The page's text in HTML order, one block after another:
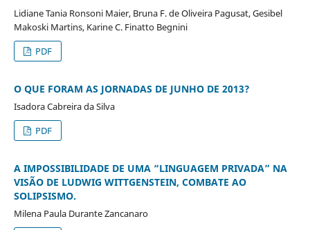
Lidiane Tania Ronsoni Maier, Bruna F. de Oliveira Pagusat, Gesibel
Makoski Martins, Karine C. Finatto Begnini
PDF
O QUE FORAM AS JORNADAS DE JUNHO DE 2013?
Isadora Cabreira da Silva
PDF
A IMPOSSIBILIDADE DE UMA “LINGUAGEM PRIVADA” NA
VISÃO DE LUDWIG WITTGENSTEIN, COMBATE AO
SOLIPSISMO.
Milena Paula Durante Zancanaro